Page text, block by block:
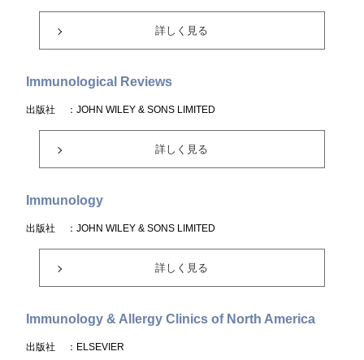
詳しく見る
Immunological Reviews
出版社 ：JOHN WILEY & SONS LIMITED
詳しく見る
Immunology
出版社 ：JOHN WILEY & SONS LIMITED
詳しく見る
Immunology & Allergy Clinics of North America
出版社 ：ELSEVIER